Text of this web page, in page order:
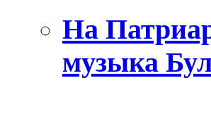
На
музыка